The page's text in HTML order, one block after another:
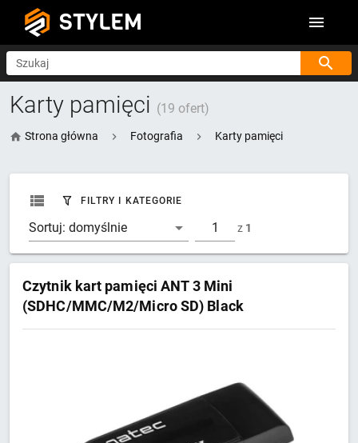
STYLEM
Szukaj
Karty pamięci (19 ofert)
Strona główna Fotografia Karty pamięci
FILTRY I KATEGORIE
Sortuj: domyślnie z 1
Czytnik kart pamięci ANT 3 Mini
(SDHC/MMC/M2/Micro SD) Black